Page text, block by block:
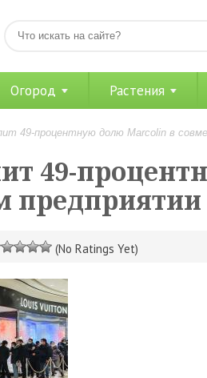
Огород Растения
49-процентную долю Marcolin в
49-
(No Ratings Yet)